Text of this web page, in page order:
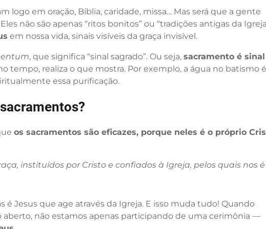
logo em oração, Bíblia, caridade, missa… Mas será que a gente
não são apenas “ritos bonitos” ou “tradições antigas da
em nossa vida, sinais visíveis da graça invisível.
, que significa “sinal sagrado”. Ou seja, sacramento é
tempo, realiza o que mostra. Por exemplo, a água no batismo é
essa purificação.
os sacramentos são eficazes, porque neles é o próprio
instituídos por Cristo e confiados à Igreja, pelos quais nos é
é Jesus que age através da Igreja. E isso muda tudo! Quando
não estamos apenas participando de uma cerimônia —